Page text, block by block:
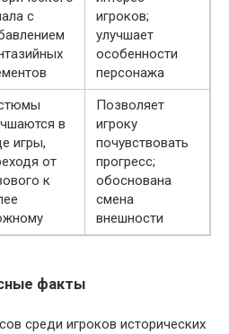
с
игроков;
улучшает
особенности
персонажа
в
игры,
от
к
Позволяет
игроку
почувствовать
прогресс;
обоснована
смена
внешности
факты
среди игроков исторических